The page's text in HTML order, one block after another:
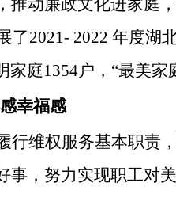
动廉政文化进家庭
了2021- 2022 年度湖
庭1354户，“最美家
幸福感
行维权服务基本职责
，努力实现职工对美